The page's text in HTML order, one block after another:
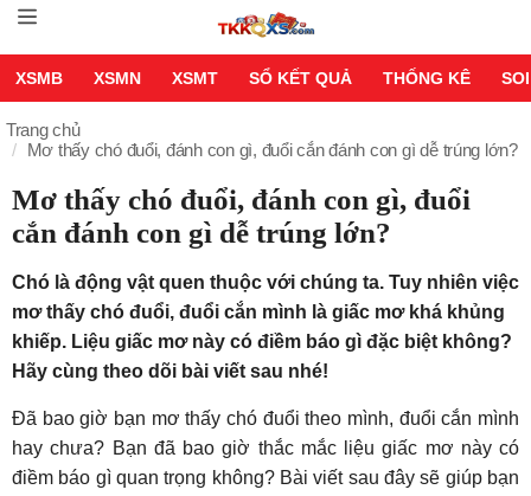
XSMB XSMN XSMT SỔ KẾT QUẢ THỐNG KÊ
Trang chủ
Mơ thấy chó đuổi, đánh con gì, đuổi cắn đánh con gì dễ trúng lớn?
Mơ thấy chó đuổi, đánh con gì, đuổi
cắn đánh con gì dễ trúng lớn?
Chó là động vật quen thuộc với chúng ta. Tuy nhiên việc
mơ thấy chó đuổi, đuổi cắn mình là giấc mơ khá khủng
khiếp. Liệu giấc mơ này có điềm báo gì đặc biệt không?
Hãy cùng theo dõi bài viết sau nhé!
Đã bao giờ bạn mơ thấy chó đuổi theo mình, đuổi cắn mình
hay chưa? Bạn đã bao giờ thắc mắc liệu giấc mơ này có
điềm báo gì quan trọng không? Bài viết sau đây sẽ giúp bạn